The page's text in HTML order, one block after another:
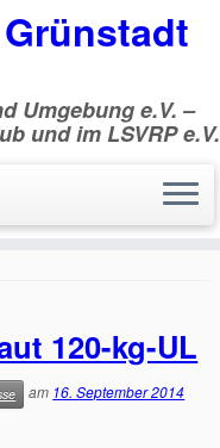
Umgebung e.V. –
und im LSVRP e.V.
120-kg-UL
am 16. September 2014